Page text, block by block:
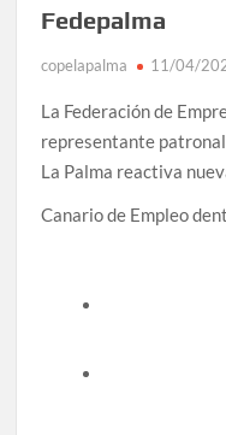
Fedepalma
copelapalma 11/04/
La Federación de
representante patronal
La Palma reactiva
Canario de Empleo